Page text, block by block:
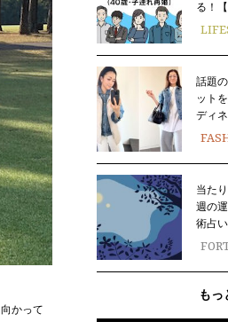
かって
る！
話題
ット
ディ
当た
週の
術占
もっ